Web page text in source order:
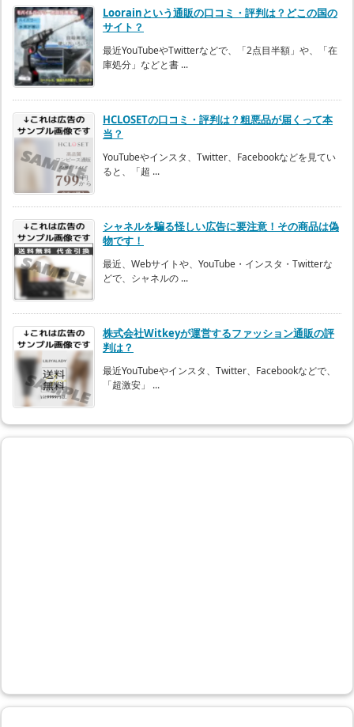
Loorainという通販の口コミ・評判は？どこの国の
サイト？
最近YouTubeやTwitterなどで、「2点目半額」や、「在
庫処分」などと書 ...
HCLOSETの口コミ・評判は？粗悪品が届くって本
当？
YouTubeやインスタ、Twitter、Facebookなどを見てい
ると、「超 ...
シャネルを騙る怪しい広告に要注意！その商品は偽
物です！
最近、Webサイトや、YouTube・インスタ・Twitterな
どで、シャネルの ...
株式会社Witkeyが運営するファッション通販の評
判は？
最近YouTubeやインスタ、Twitter、Facebookなどで、
「超激安」 ...